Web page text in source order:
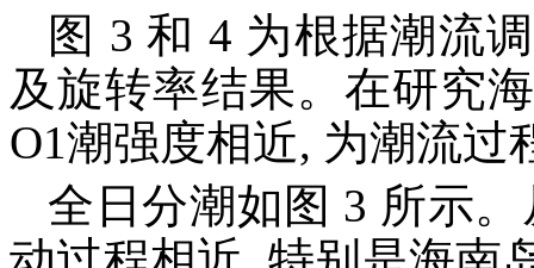
图 3 和 4 为根据潮流
及旋转率结果。在研究
O1潮强度相近, 为潮流过
全日分潮如图 3 所示